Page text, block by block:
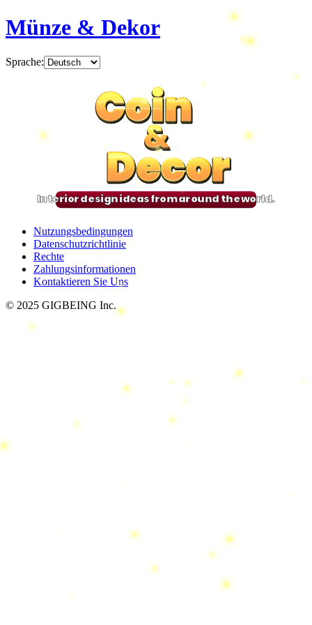
Münze & Dekor
Sprache:
Coin
&
Decor
Coin
&
Decor
Coin
&
Decor
Coin
&
Decor
Interior design ideas from around the world.
Nutzungsbedingungen
Datenschutzrichtlinie
Rechte
Zahlungsinformationen
Kontaktieren Sie Uns
© 2025 GIGBEING Inc.